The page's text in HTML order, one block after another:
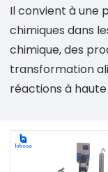
Il convient à une
chimiques dans
chimique, des
transformation
réactions à